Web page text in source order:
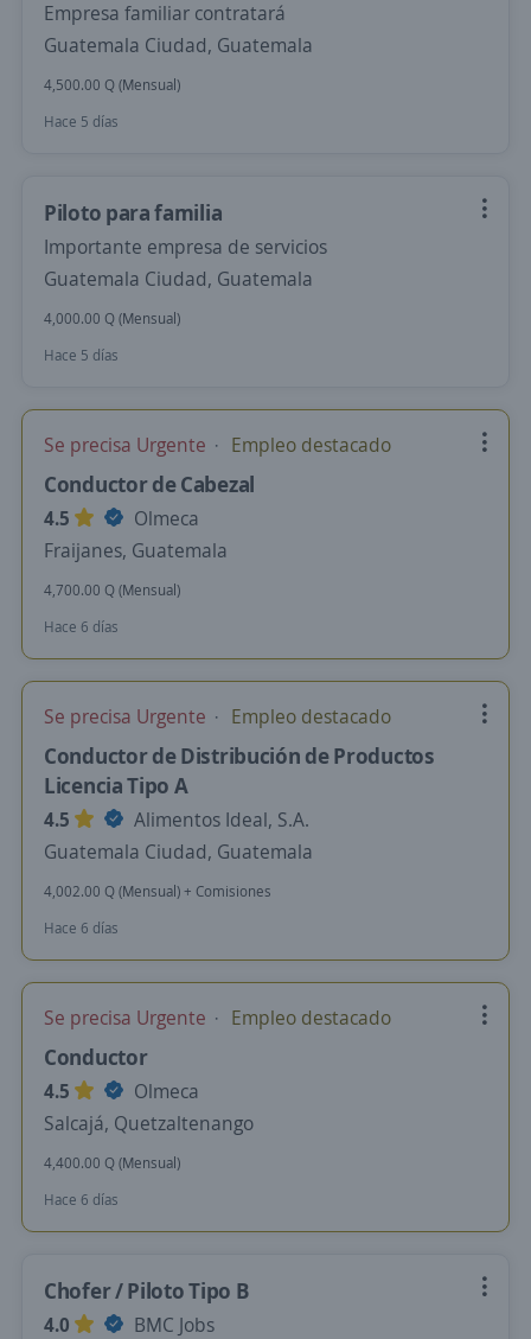
Empresa familiar contratará
Guatemala Ciudad, Guatemala
4,500.00 Q (Mensual)
Hace 5 días
Piloto para familia
Importante empresa de servicios
Guatemala Ciudad, Guatemala
4,000.00 Q (Mensual)
Hace 5 días
Se precisa Urgente Empleo destacado
Conductor de Cabezal
4.5
Olmeca
Fraijanes, Guatemala
4,700.00 Q (Mensual)
Hace 6 días
Se precisa Urgente Empleo destacado
Conductor de Distribución de Productos
Licencia Tipo A
4.5
Alimentos Ideal, S.A.
Guatemala Ciudad, Guatemala
4,002.00 Q (Mensual) + Comisiones
Hace 6 días
Se precisa Urgente Empleo destacado
Conductor
4.5
Olmeca
Salcajá, Quetzaltenango
4,400.00 Q (Mensual)
Hace 6 días
Chofer / Piloto Tipo B
4.0
BMC Jobs